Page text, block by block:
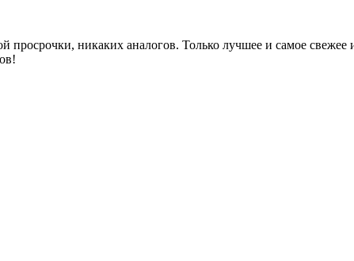
просрочки, никаких аналогов. Только лучшее и самое